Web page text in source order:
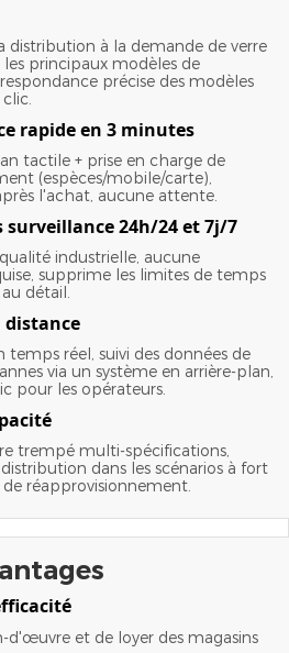
distribution à la demande de verre
principaux modèles de
précise des modèles
rapide en 3 minutes
tactile + prise en charge de
(espèces/mobile/carte),
l'achat, aucune attente.
24h/24 et 7j/7
industrielle, aucune
supprime les limites de temps
détail.
temps réel, suivi des données de
via un système en arrière-plan,
pour les opérateurs.
trempé multi-spécifications,
dans les scénarios à fort
réapprovisionnement.
d'œuvre et de loyer des magasins